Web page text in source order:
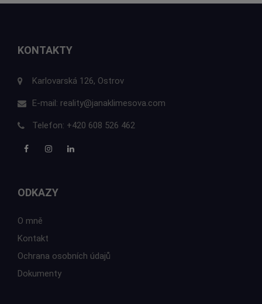
KONTAKTY
Karlovarská 126, Ostrov
E-mail: reality@janaklimesova.com
Telefon: +420 608 526 462
ODKAZY
O mně
Kontakt
Ochrana osobních údajů
Dokumenty